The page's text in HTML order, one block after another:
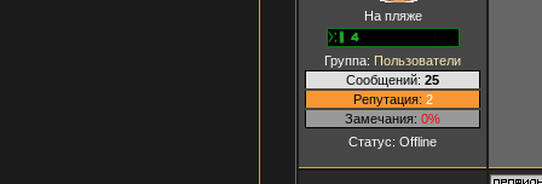
На пляже
Группа: Пользователи
Сообщений: 25
Репутация: 2
Замечания: 0%
Статус: Offline